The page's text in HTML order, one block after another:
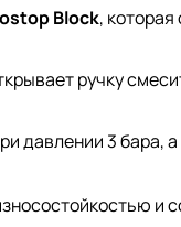
Block,
ручку
3 бара,
и